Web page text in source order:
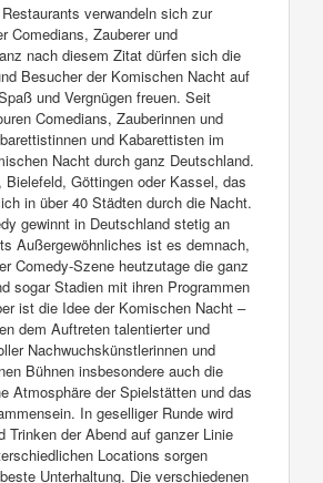
verwandeln sich zur
Comedians, Zauberer und
nach diesem Zitat dürfen sich die
Besucher der Komischen Nacht auf
und Vergnügen freuen. Seit
Comedians, Zauberinnen und
und Kabarettisten im
Nacht durch ganz Deutschland.
Bielefeld, Göttingen oder Kassel, das
in über 40 Städten durch die Nacht.
gewinnt in Deutschland stetig an
Außergewöhnliches ist es demnach,
Comedy-Szene heutzutage die ganz
sogar Stadien mit ihren Programmen
ist die Idee der Komischen Nacht –
dem Auftreten talentierter und
Nachwuchskünstlerinnen und
Bühnen insbesondere auch die
Atmosphäre der Spielstätten und das
In geselliger Runde wird
Trinken der Abend auf ganzer Linie
Locations sorgen
Unterhaltung. Die verschiedenen